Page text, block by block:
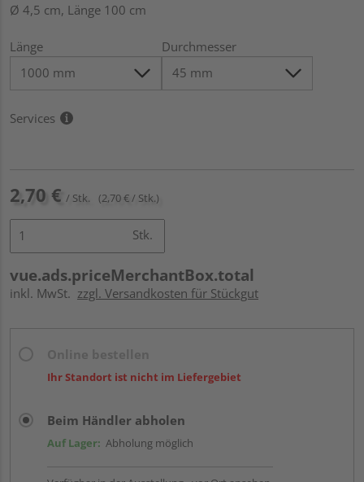
Ø 4,5 cm, Länge 100 cm
Länge Durchmesser
Services
2,70 € / Stk. (2,70 € / Stk.)
Stk.
vue.ads.priceMerchantBox.total
inkl. MwSt. zzgl. Versandkosten für Stückgut
Ihr Standort ist nicht im Liefergebiet
Beim Händler abholen
Auf Lager: Abholung möglich